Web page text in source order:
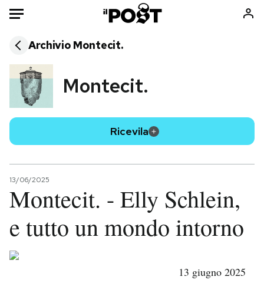
HOME
Italia
Mondo
Internet
Scienza
Cultura
Sport
Libri
Consumismi
Ok Boomer!
Europa
Altrecose
Mondiali calcio 2026
Archivio Montecit.
Montecit.
Ricevila
13/06/2025
Montecit. - Elly Schlein,
e tutto un mondo intorno
13 giugno 2025